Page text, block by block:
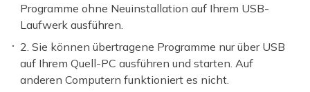
Programme ohne Neuinstallation auf Ihrem USB-
Laufwerk ausführen.
2. Sie können übertragene Programme nur über USB
auf Ihrem Quell-PC ausführen und starten. Auf
anderen Computern funktioniert es nicht.